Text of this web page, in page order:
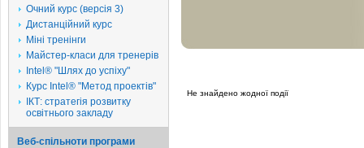
Очний курс (версія 3)
Дистанційний курс
Міні тренінги
Майстер-класи для тренерів
Intel® "Шлях до успіху"
Курс Intel® "Метод проектів"
ІКТ: стратегія розвитку
освітнього закладу
Веб-спільноти програми
Не знайдено жодної події